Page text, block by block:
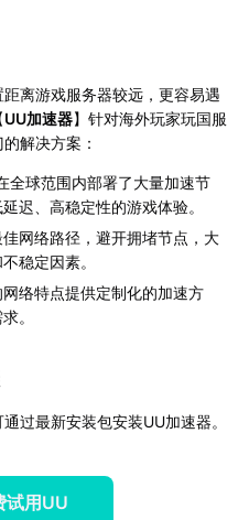
离游戏服务器较远，更容易遇
UU加速器】针对海外玩家玩国服
解决方案：
全球范围内部署了大量加速节
迟、高稳定性的游戏体验。
佳网络路径，避开拥堵节点，大
稳定因素。
络特点提供定制化的加速方
。
过最新安装包安装UU加速器。
试用UU